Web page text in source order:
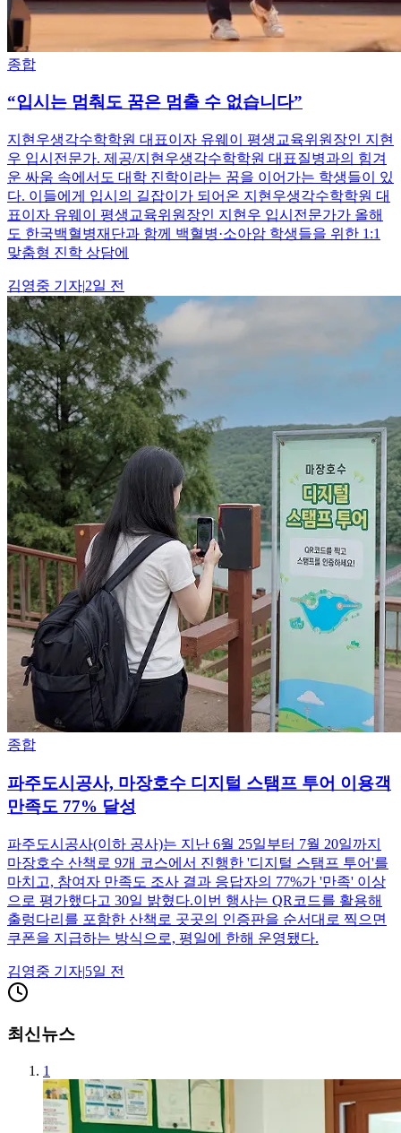
종합
“입시는 멈춰도 꿈은 멈출 수 없습니다”
지현우생각수학학원 대표이자 유웨이 평생교육위원장인 지현
우 입시전문가. 제공/지현우생각수학학원 대표질병과의 힘겨
운 싸움 속에서도 대학 진학이라는 꿈을 이어가는 학생들이 있
다. 이들에게 입시의 길잡이가 되어온 지현우생각수학학원 대
표이자 유웨이 평생교육위원장인 지현우 입시전문가가 올해
도 한국백혈병재단과 함께 백혈병·소아암 학생들을 위한 1:1
맞춤형 진학 상담에
김영중 기자|2일 전
종합
파주도시공사, 마장호수 디지털 스탬프 투어 이용객
만족도 77% 달성
파주도시공사(이하 공사)는 지난 6월 25일부터 7월 20일까지
마장호수 산책로 9개 코스에서 진행한 '디지털 스탬프 투어'를
마치고, 참여자 만족도 조사 결과 응답자의 77%가 '만족' 이상
으로 평가했다고 30일 밝혔다.이번 행사는 QR코드를 활용해
출렁다리를 포함한 산책로 곳곳의 인증판을 순서대로 찍으면
쿠폰을 지급하는 방식으로, 평일에 한해 운영됐다.
김영중 기자|5일 전
최신뉴스
1